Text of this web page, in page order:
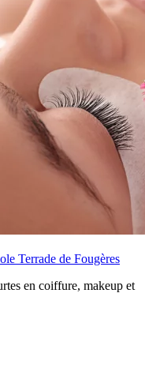
Terrade de Fougères
en coiffure, makeup et